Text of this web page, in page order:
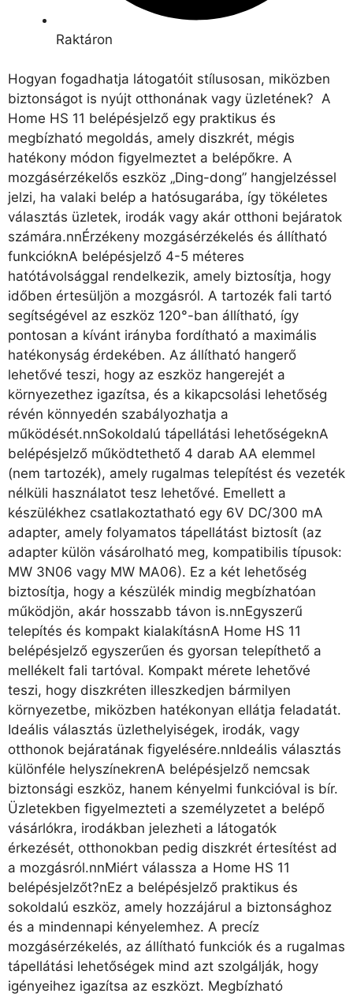
Raktáron
Hogyan fogadhatja látogatóit stílusosan, miközben
biztonságot is nyújt otthonának vagy üzletének? A
Home HS 11 belépésjelző egy praktikus és
megbízható megoldás, amely diszkrét, mégis
hatékony módon figyelmeztet a belépőkre. A
mozgásérzékelős eszköz „Ding-dong” hangjelzéssel
jelzi, ha valaki belép a hatósugarába, így tökéletes
választás üzletek, irodák vagy akár otthoni bejáratok
számára.nnÉrzékeny mozgásérzékelés és állítható
funkcióknA belépésjelző 4-5 méteres
hatótávolsággal rendelkezik, amely biztosítja, hogy
időben értesüljön a mozgásról. A tartozék fali tartó
segítségével az eszköz 120°-ban állítható, így
pontosan a kívánt irányba fordítható a maximális
hatékonyság érdekében. Az állítható hangerő
lehetővé teszi, hogy az eszköz hangerejét a
környezethez igazítsa, és a kikapcsolási lehetőség
révén könnyedén szabályozhatja a
működését.nnSokoldalú tápellátási lehetőségeknA
belépésjelző működtethető 4 darab AA elemmel
(nem tartozék), amely rugalmas telepítést és vezeték
nélküli használatot tesz lehetővé. Emellett a
készülékhez csatlakoztatható egy 6V DC/300 mA
adapter, amely folyamatos tápellátást biztosít (az
adapter külön vásárolható meg, kompatibilis típusok:
MW 3N06 vagy MW MA06). Ez a két lehetőség
biztosítja, hogy a készülék mindig megbízhatóan
működjön, akár hosszabb távon is.nnEgyszerű
telepítés és kompakt kialakításnA Home HS 11
belépésjelző egyszerűen és gyorsan telepíthető a
mellékelt fali tartóval. Kompakt mérete lehetővé
teszi, hogy diszkréten illeszkedjen bármilyen
környezetbe, miközben hatékonyan ellátja feladatát.
Ideális választás üzlethelyiségek, irodák, vagy
otthonok bejáratának figyelésére.nnIdeális választás
különféle helyszínekrenA belépésjelző nemcsak
biztonsági eszköz, hanem kényelmi funkcióval is bír.
Üzletekben figyelmezteti a személyzetet a belépő
vásárlókra, irodákban jelezheti a látogatók
érkezését, otthonokban pedig diszkrét értesítést ad
a mozgásról.nnMiért válassza a Home HS 11
belépésjelzőt?nEz a belépésjelző praktikus és
sokoldalú eszköz, amely hozzájárul a biztonsághoz
és a mindennapi kényelemhez. A precíz
mozgásérzékelés, az állítható funkciók és a rugalmas
tápellátási lehetőségek mind azt szolgálják, hogy
igényeihez igazítsa az eszközt. Megbízható